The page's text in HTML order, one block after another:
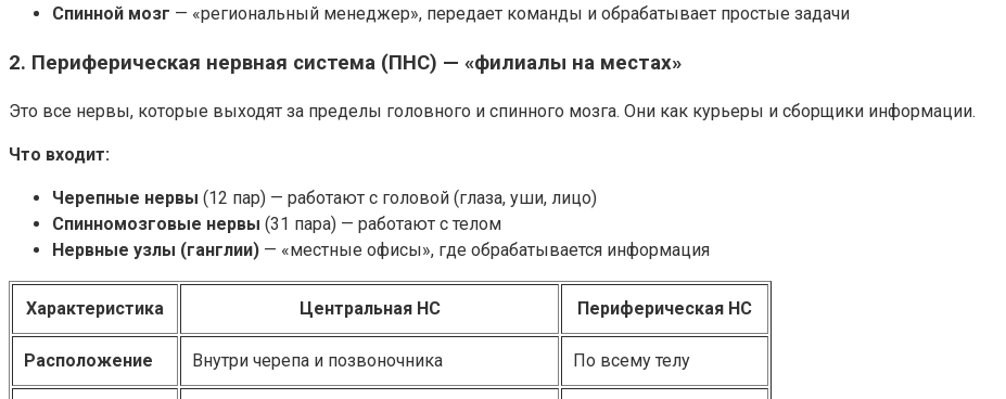
Спинной мозг — «региональный менеджер», передает команды и обрабатывает простые задачи
2. Периферическая нервная система (ПНС) — «филиалы на местах»
Это все нервы, которые выходят за пределы головного и спинного мозга. Они как курьеры и сборщики информации.
Что входит:
Черепные нервы (12 пар) — работают с головой (глаза, уши, лицо)
Спинномозговые нервы (31 пара) — работают с телом
Нервные узлы (ганглии) — «местные офисы», где обрабатывается информация
Характеристика Центральная НС Периферическая НС
Расположение Внутри черепа и позвоночника По всему телу